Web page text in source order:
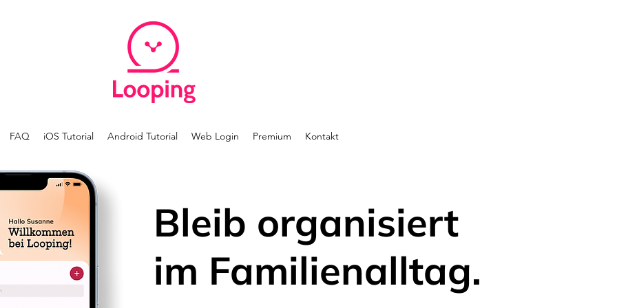
FAQ iOS Tutorial Android Tutorial Web Login Premium Kontakt
Bleib organisiert
im Familienalltag.